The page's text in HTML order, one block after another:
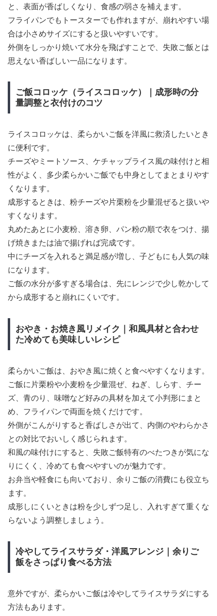
と、表面が香ばしくなり、食感の弱さを補えます。
フライパンでもトースターでも作れますが、崩れやすい場
合は小さめサイズにすると扱いやすいです。
外側をしっかり焼いて水分を飛ばすことで、失敗ご飯とは
思えない香ばしい一品になります。
ご飯コロッケ（ライスコロッケ）｜成形時の分
量調整と衣付けのコツ
ライスコロッケは、柔らかいご飯を洋風に救済したいとき
に便利です。
チーズやミートソース、ケチャップライス風の味付けと相
性がよく、多少柔らかいご飯でも中身としてまとまりやす
くなります。
成形するときは、粉チーズや片栗粉を少量混ぜると扱いや
すくなります。
丸めたあとに小麦粉、溶き卵、パン粉の順で衣をつけ、揚
げ焼きまたは油で揚げれば完成です。
中にチーズを入れると満足感が増し、子どもにも人気の味
になります。
ご飯の水分が多すぎる場合は、先にレンジで少し乾かして
から成形すると崩れにくいです。
おやき・お焼き風リメイク｜和風具材と合わせ
た冷めても美味しいレシピ
柔らかいご飯は、おやき風に焼くと食べやすくなります。
ご飯に片栗粉や小麦粉を少量混ぜ、ねぎ、しらす、チー
ズ、青のり、味噌など好みの具材を加えて小判形にまと
め、フライパンで両面を焼くだけです。
外側がこんがりすると香ばしさが出て、内側のやわらかさ
との対比でおいしく感じられます。
和風の味付けにすると、失敗ご飯特有のべたつきが気にな
りにくく、冷めても食べやすいのが魅力です。
お弁当や軽食にも向いており、余りご飯の消費にも役立ち
ます。
成形しにくいときは粉を少しずつ足し、入れすぎて重くな
らないよう調整しましょう。
冷やしてライスサラダ・洋風アレンジ｜余りご
飯をさっぱり食べる方法
意外ですが、柔らかいご飯は冷やしてライスサラダにする
方法もあります。